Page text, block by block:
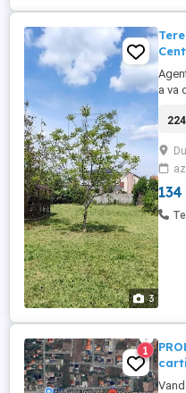
3
a va
Er
1